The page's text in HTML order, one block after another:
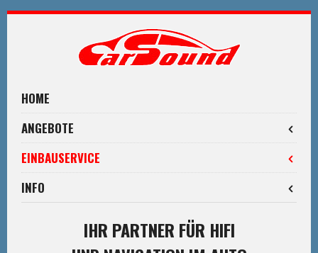
content
HOME
ANGEBOTE
EINBAUSERVICE
INFO
IHR PARTNER FÜR HIFI